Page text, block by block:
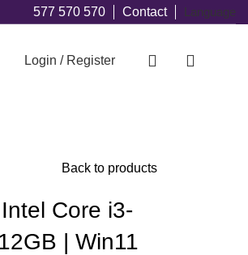
577 570 570 Contact Language
Login / Register
Back to products
Core i3-
| Win11